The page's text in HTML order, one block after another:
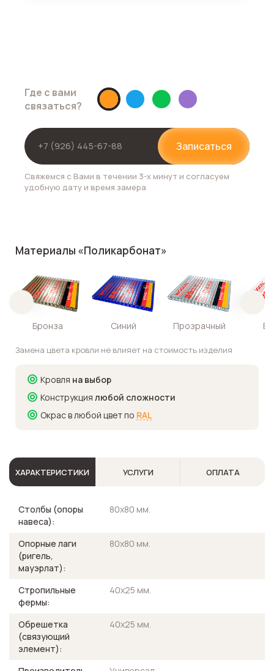
Где с вами
связаться?
Записаться
Свяжемся с Вами в течении 3-х минут и согласуем
удобную дату и время замера
Материалы «Поликарбонат»
Бронза Синий Прозрачный
Замена цвета кровли не влияет на стоимость изделия
Кровля на выбор
Конструкция любой сложности
Окрас в любой цвет по RAL
ХАРАКТЕРИСТИКИ УСЛУГИ ОПЛАТА
Столбы (опоры
навеса):
80х80 мм.
Опорные лаги
(ригель,
мауэрлат):
80х80 мм.
Стропильные
фермы:
40х25 мм.
Обрешетка
(связующий
элемент):
40х25 мм.